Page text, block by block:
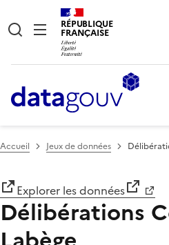
RÉPUBLIQUE
FRANÇAISE
Accueil Jeux de données
Explorer les données
Délibérations